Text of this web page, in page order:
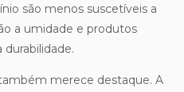
são menos suscetíveis a
a umidade e produtos
merece destaque. A